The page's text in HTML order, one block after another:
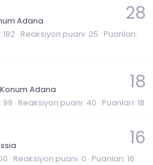
28
Adana
182 Reaksiyon puanı 25 Puanları
18
Konum Adana
99 Reaksiyon puanı 40 Puanları 18
16
Reaksiyon puanı 0 Puanları 16